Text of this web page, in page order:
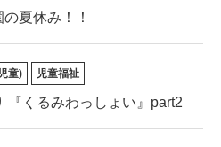
夏休み！！
童) 児童福祉
『くるみわっしょい』part2